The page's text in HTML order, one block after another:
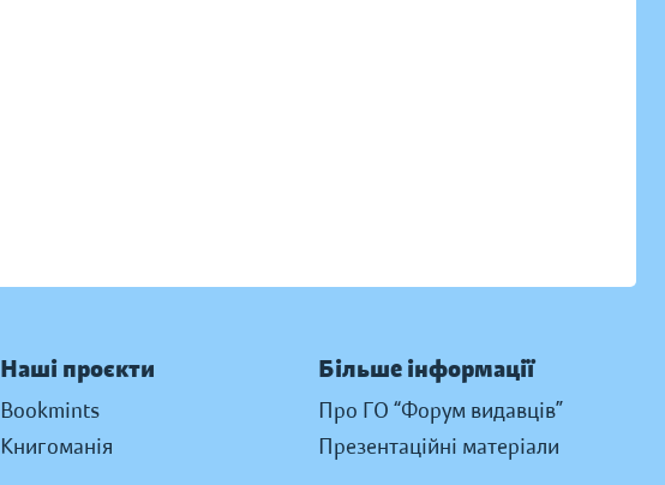
Наші проєкти
Bookmints
Книгоманія
Більше інформації
Про ГО “Форум видавців”
Презентаційні матеріали